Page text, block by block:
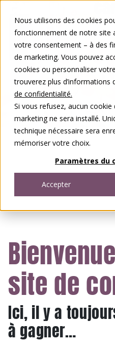
Nous utilisons des cookies
fonctionnement de notre site
votre consentement – à des
de marketing. Vous pouvez
cookies ou personnaliser
trouverez plus d’informations
de confidentialité.
Si vous refusez, aucun cookie
marketing ne sera installé.
technique nécessaire sera
mémoriser votre choix.
Paramètres du
Accepter
DEFR
Open menu
site de
Ici, il y a
à gagner…